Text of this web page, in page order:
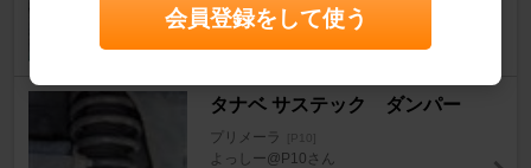
5
タナベ サステック ダンパー
プリメーラ [P10]
よっしー@P10さん
会員登録をして使う